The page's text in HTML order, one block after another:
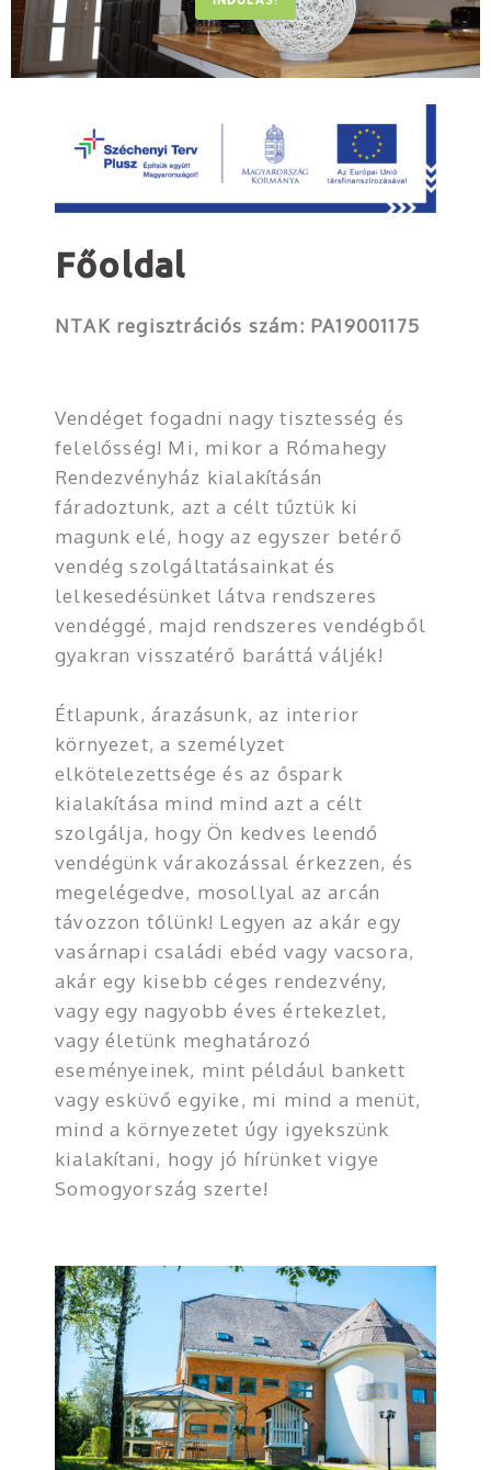
Főoldal
NTAK regisztrációs szám: PA19001175
Vendéget fogadni nagy tisztesség és
felelősség! Mi, mikor a Rómahegy
Rendezvényház kialakításán
fáradoztunk, azt a célt tűztük ki
magunk elé, hogy az egyszer betérő
vendég szolgáltatásainkat és
lelkesedésünket látva rendszeres
vendéggé, majd rendszeres vendégből
gyakran visszatérő baráttá váljék!
Étlapunk, árazásunk, az interior
környezet, a személyzet
elkötelezettsége és az őspark
kialakítása mind mind azt a célt
szolgálja, hogy Ön kedves leendő
vendégünk várakozással érkezzen, és
megelégedve, mosollyal az arcán
távozzon tőlünk! Legyen az akár egy
vasárnapi családi ebéd vagy vacsora,
akár egy kisebb céges rendezvény,
vagy egy nagyobb éves értekezlet,
vagy életünk meghatározó
eseményeinek, mint például bankett
vagy esküvő egyike, mi mind a menüt,
mind a környezetet úgy igyekszünk
kialakítani, hogy jó hírünket vigye
Somogyország szerte!